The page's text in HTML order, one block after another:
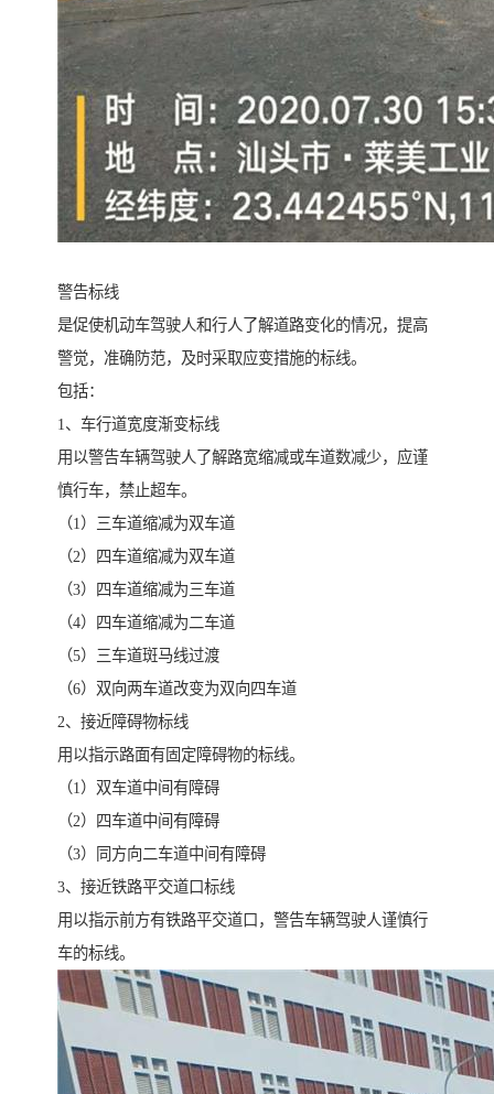
警告标线
是促使机动车驾驶人和行人了解道路变化的情况，提高
警觉，准确防范，及时采取应变措施的标线。
包括：
1、车行道宽度渐变标线
用以警告车辆驾驶人了解路宽缩减或车道数减少，应谨
慎行车，禁止超车。
（1）三车道缩减为双车道
（2）四车道缩减为双车道
（3）四车道缩减为三车道
（4）四车道缩减为二车道
（5）三车道斑马线过渡
（6）双向两车道改变为双向四车道
2、接近障碍物标线
用以指示路面有固定障碍物的标线。
（1）双车道中间有障碍
（2）四车道中间有障碍
（3）同方向二车道中间有障碍
3、接近铁路平交道口标线
用以指示前方有铁路平交道口，警告车辆驾驶人谨慎行
车的标线。